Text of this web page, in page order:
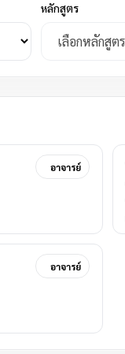
หลักสูตร
อาจารย์
อาจารย์